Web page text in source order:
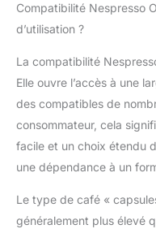
Compatibilité Nespresso
d’utilisation ?
La compatibilité
Elle ouvre l’accès à une
des compatibles de
consommateur, cela
facile et un choix étendu
une dépendance à un
Le type de café «
généralement plus élevé